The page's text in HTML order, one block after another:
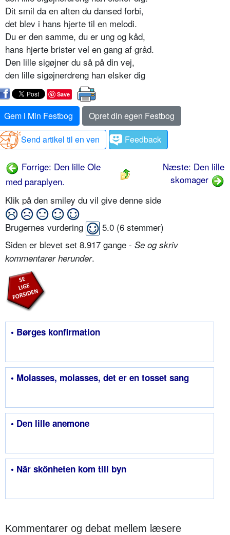
Dit smil da en aften du dansed forbi,
det blev i hans hjerte til en melodi.
Du er den samme, du er ung og kåd,
hans hjerte brister vel en gang af gråd.
Den lille sigøjner du så på din vej,
den lille sigøjnerdreng han elsker dig
Save
Gem i Min Festbog
Opret din egen Festbog
Send artikel til en ven
Feedback
Forrige: Den lille Ole
med paraplyen.
Næste: Den lille
skomager
Klik på den smiley du vil give denne side
Brugernes vurdering 5.0 (6 stemmer)
Siden er blevet set 8.917 gange - Se og skriv
kommentarer herunder.
• Børges konfirmation
• Molasses, molasses, det er en tosset sang
• Den lille anemone
• När skönheten kom till byn
Kommentarer og debat mellem læsere